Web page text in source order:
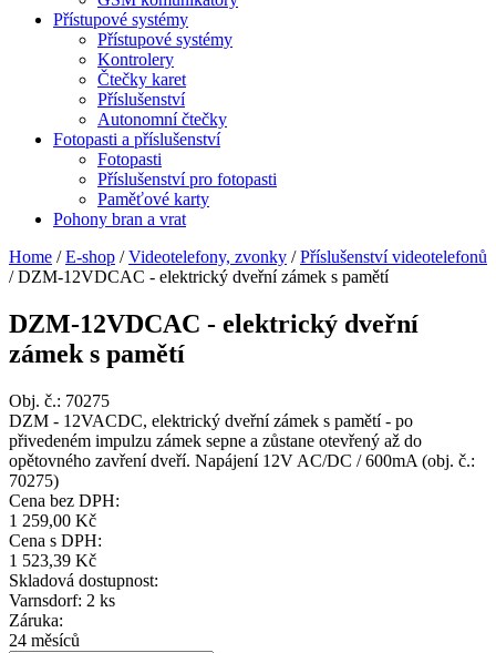
Přístupové systémy
Přístupové systémy
Kontrolery
Čtečky karet
Příslušenství
Autonomní čtečky
Fotopasti a příslušenství
Fotopasti
Příslušenství pro fotopasti
Paměťové karty
Pohony bran a vrat
Home / E-shop / Videotelefony, zvonky / Příslušenství videotelefonů
/DZM-12VDCAC - elektrický dveřní zámek s pamětí
DZM-12VDCAC - elektrický dveřní
zámek s pamětí
Obj. č.: 70275
DZM - 12VACDC, elektrický dveřní zámek s pamětí - po
přivedeném impulzu zámek sepne a zůstane otevřený až do
opětovného zavření dveří. Napájení 12V AC/DC / 600mA (obj. č.:
70275)
Cena bez DPH:
1 259,00 Kč
Cena s DPH:
1 523,39 Kč
Skladová dostupnost:
Varnsdorf: 2 ks
Záruka:
24 měsíců